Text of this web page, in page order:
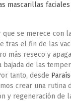
que se merece con
tras el fin de las
más reseco y
bajada de las
tanto, desde
crear una rutina
y regeneración de